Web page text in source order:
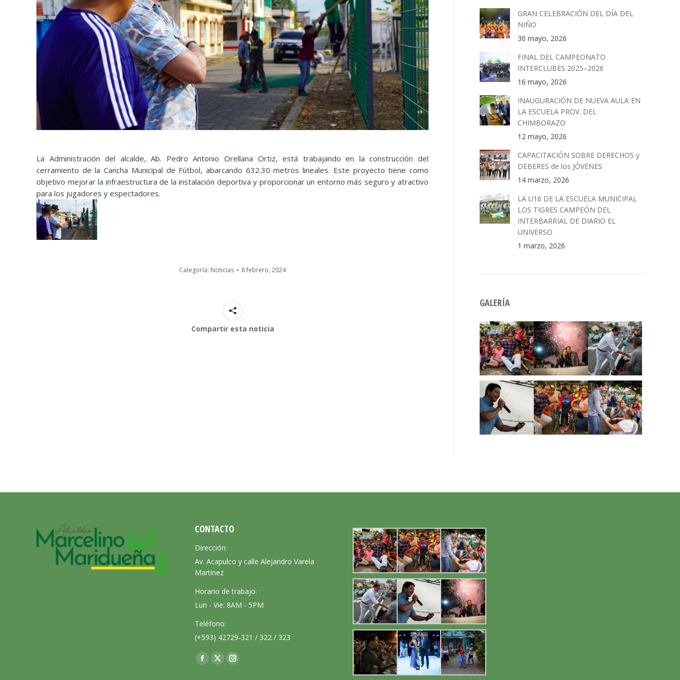
La Administración del alcalde, Ab. Pedro Antonio Orellana Ortiz, está trabajando en la construcción del
cerramiento de la Cancha Municipal de Fútbol, abarcando 632.30 metros lineales. Este proyecto tiene como
objetivo mejorar la infraestructura de la instalación deportiva y proporcionar un entorno más seguro y atractivo
para los jugadores y espectadores.
Categoría: Noticias 8 febrero, 2024
Compartir esta noticia
GRAN CELEBRACIÓN DEL DÍA DEL
NIÑO
30 mayo, 2026
FINAL DEL CAMPEONATO
INTERCLUBES 2025–2026
16 mayo, 2026
INAUGURACIÓN DE NUEVA AULA EN
LA ESCUELA PROV. DEL
CHIMBORAZO
12 mayo, 2026
CAPACITACIÓN SOBRE DERECHOS y
DEBERES de los JÓVENES
14 marzo, 2026
LA U16 DE LA ESCUELA MUNICIPAL
LOS TIGRES CAMPEÓN DEL
INTERBARRIAL DE DIARIO EL
UNIVERSO
1 marzo, 2026
GALERÍA
CONTACTO
Dirección:
Av. Acapulco y calle Alejandro Varela
Martinez
Horario de trabajo:
Lun - Vie: 8AM - 5PM
Teléfono:
(+593) 42729-321 / 322 / 323
Encuéntranos en:
Facebook
X
Instagram